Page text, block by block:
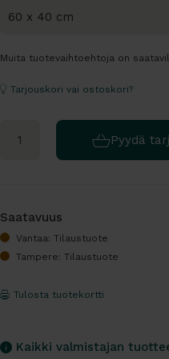
Muita tuotevaihtoehtoja on
Tarjouskori vai ostoskori?
Pyydä
Saatavuus
Vantaa: Tilaustuote
Tampere: Tilaustuote
Tulosta tuotekortti
Kaikki valmistajan